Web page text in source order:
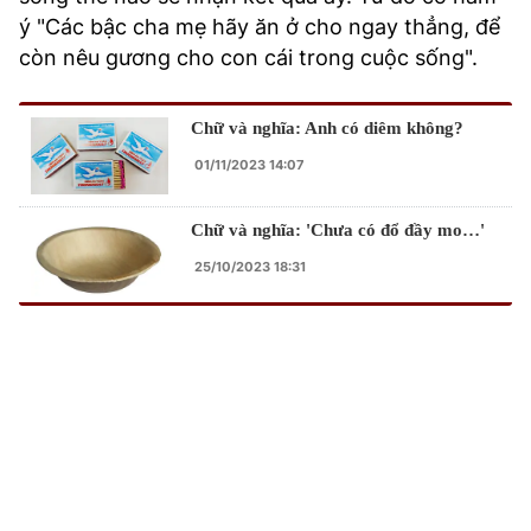
ý "Các bậc cha mẹ hãy ăn ở cho ngay thẳng, để
còn nêu gương cho con cái trong cuộc sống".
Chữ và nghĩa: Anh có diêm không?
01/11/2023 14:07
Chữ và nghĩa: 'Chưa có đổ đầy mo…'
25/10/2023 18:31